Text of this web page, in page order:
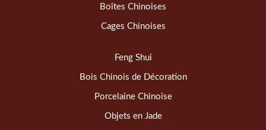
Boîtes Chinoises
Cages Chinoises
Feng Shui
Bois Chinois de Décoration
Porcelaine Chinoise
Objets en Jade